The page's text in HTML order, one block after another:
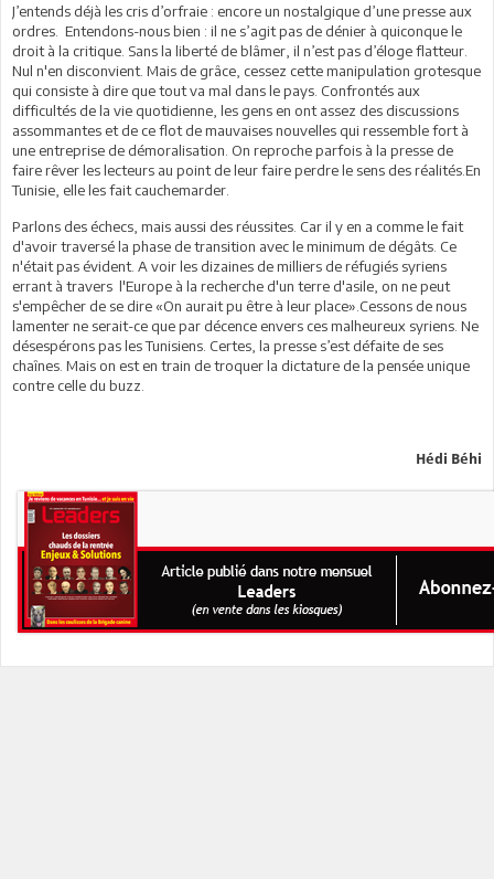
J’entends déjà les cris d’orfraie : encore un nostalgique d’une presse aux
ordres. Entendons-nous bien : il ne s’agit pas de dénier à quiconque le
droit à la critique. Sans la liberté de blâmer, il n’est pas d’éloge flatteur.
Nul n'en disconvient. Mais de grâce, cessez cette manipulation grotesque
qui consiste à dire que tout va mal dans le pays. Confrontés aux
difficultés de la vie quotidienne, les gens en ont assez des discussions
assommantes et de ce flot de mauvaises nouvelles qui ressemble fort à
une entreprise de démoralisation. On reproche parfois à la presse de
faire rêver les lecteurs au point de leur faire perdre le sens des réalités.En
Tunisie, elle les fait cauchemarder.
Parlons des échecs, mais aussi des réussites. Car il y en a comme le fait
d'avoir traversé la phase de transition avec le minimum de dégâts. Ce
n'était pas évident. A voir les dizaines de milliers de réfugiés syriens
errant à travers l'Europe à la recherche d'un terre d'asile, on ne peut
s'empêcher de se dire «On aurait pu être à leur place».Cessons de nous
lamenter ne serait-ce que par décence envers ces malheureux syriens. Ne
désespérons pas les Tunisiens. Certes, la presse s’est défaite de ses
chaînes. Mais on est en train de troquer la dictature de la pensée unique
contre celle du buzz.
Hédi Béhi